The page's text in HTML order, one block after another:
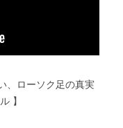
、ローソク足の真実
】